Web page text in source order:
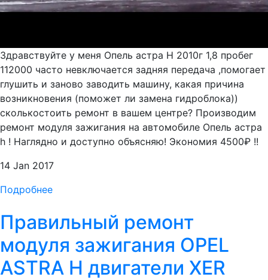
Здравствуйте у меня Опель астра H 2010г 1,8 пробег
112000 часто невключается задняя передача ,помогает
глушить и заново заводить машину, какая причина
возникновения (поможет ли замена гидроблока))
сколькостоить ремонт в вашем центре? Производим
ремонт модуля зажигания на автомобиле Опель астра
h ! Наглядно и доступно объясняю! Экономия 4500₽ !!
14 Jan 2017
Подробнее
Правильный ремонт
модуля зажигания OPEL
ASTRA H двигатели XER